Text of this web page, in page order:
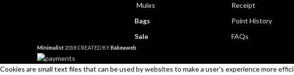
Mules
Bags
Sale
Receipt
Point History
FAQs
Minimalist 2018 CREATED BYBakeaweb
Cookies are small text files that can be used by websites to make a user's experience more